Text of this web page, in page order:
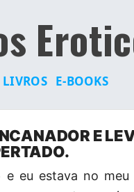
LIVROS E-BOOKS
E
e eu estava no meu